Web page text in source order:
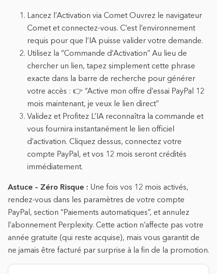
Lancez l’Activation via Comet Ouvrez le navigateur
Comet et connectez-vous. C’est l’environnement
requis pour que l’IA puisse valider votre demande.
Utilisez la “Commande d’Activation” Au lieu de
chercher un lien, tapez simplement cette phrase
exacte dans la barre de recherche pour générer
votre accès : 👉 “Active mon offre d’essai PayPal 12
mois maintenant, je veux le lien direct”
Validez et Profitez L’IA reconnaîtra la commande et
vous fournira instantanément le lien officiel
d’activation. Cliquez dessus, connectez votre
compte PayPal, et vos 12 mois seront crédités
immédiatement.
Astuce – Zéro Risque : Une fois vos 12 mois activés,
rendez-vous dans les paramètres de votre compte
PayPal, section “Paiements automatiques”, et annulez
l’abonnement Perplexity. Cette action n’affecte pas votre
année gratuite (qui reste acquise), mais vous garantit de
ne jamais être facturé par surprise à la fin de la promotion.